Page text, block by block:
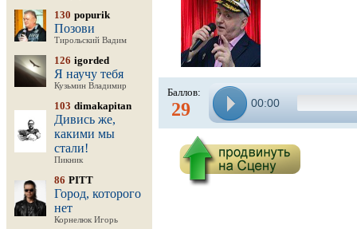
130 popurik
Позови
Тирольский Вадим
126 igorded
Я научу тебя
Кузьмин Владимир
103 dimakapitan
Дивись же,
какими мы
стали!
Пикник
86 PITT
Город, которого
нет
Корнелюк Игорь
Баллов:
29 00:00